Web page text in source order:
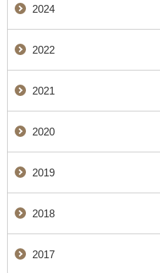
2024
2022
2021
2020
2019
2018
2017